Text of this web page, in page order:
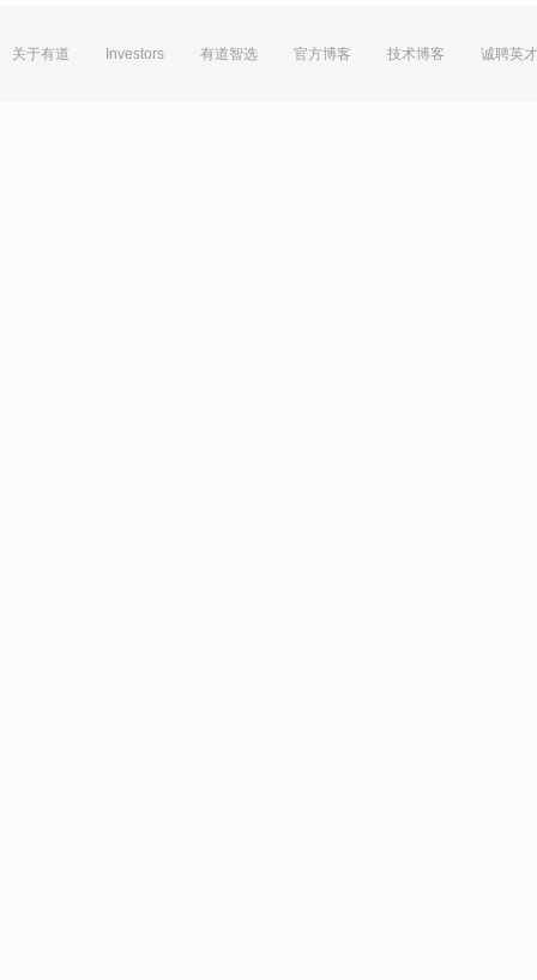
关于有道 Investors 有道智选 官方博客 技术博客 诚聘英才